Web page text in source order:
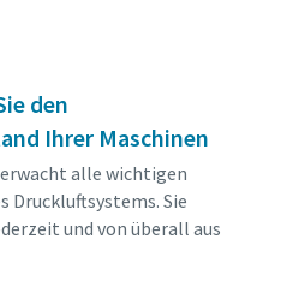
den
Ihrer Maschinen
alle wichtigen
Druckluftsystems. Sie
und von überall aus